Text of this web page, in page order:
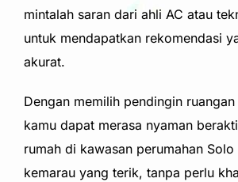
mintalah saran dari ahli AC atau
untuk mendapatkan rekomendasi
akurat.
Dengan memilih pendingin
kamu dapat merasa nyaman
rumah di kawasan perumahan Solo
kemarau yang terik, tanpa perlu